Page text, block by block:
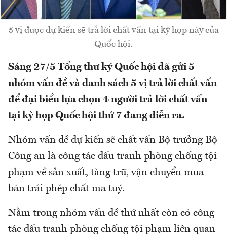
5 vị được dự kiến sẽ trả lời chất vấn tại kỳ họp này của
Quốc hội.
Sáng 27/5 Tổng thư ký Quốc hội đã gửi 5
nhóm vấn đề và danh sách 5 vị trả lời chất vấn
để đại biểu lựa chọn 4 người trả lời chất vấn
tại kỳ họp Quốc hội thứ 7 đang diễn ra.
Nhóm vấn đề dự kiến sẽ chất vấn Bộ trưởng Bộ
Công an là công tác đấu tranh phòng chống tội
phạm về sản xuất, tàng trữ, vận chuyển mua
bán trái phép chất ma tuý.
Nằm trong nhóm vấn đề thứ nhất còn có công
tác đấu tranh phòng chống tội phạm liên quan